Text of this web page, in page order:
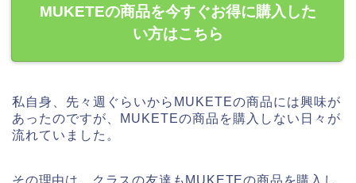
MUKETEの商品を今すぐお得に購入した
い方はこちら
私自身、先々週ぐらいからMUKETEの商品には興味が
あったのですが、MUKETEの商品を購入しない日々が
流れていました。